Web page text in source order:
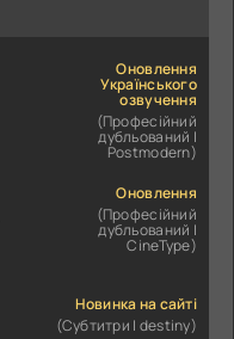
Оновлення
Українського
озвучення
(Професійний
дубльований |
Postmodern)
Оновлення
(Професійний
дубльований |
CineType)
Новинка на сайті
(Субтитри | destiny)